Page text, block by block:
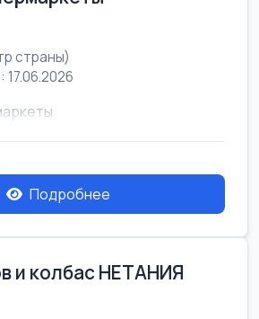
страны)
17.06.2026
Подробнее
и колбас НЕТАНИЯ